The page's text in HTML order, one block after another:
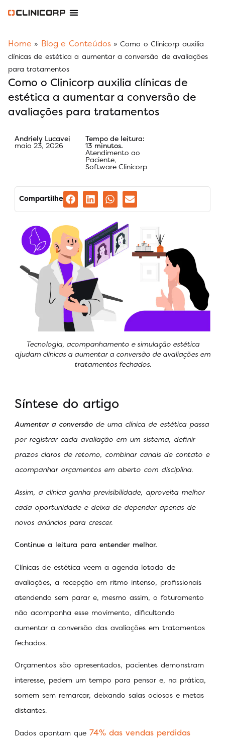
Home » Blog e Conteúdos»Como o Clinicorp auxilia
clínicas de estética a aumentar a conversão de avaliações
para tratamentos
Como o Clinicorp auxilia clínicas de
estética a aumentar a conversão de
avaliações para tratamentos
Andriely Lucavei
maio 23, 2026
Tempo de leitura:
13 minutos.
Atendimento ao
Paciente,
Software Clinicorp
Compartilhe
Tecnologia, acompanhamento e simulação estética
ajudam clínicas a aumentar a conversão de avaliações em
tratamentos fechados.
Síntese do artigo
Aumentar a conversãode uma clínica de estética passa
por registrar cada avaliação em um sistema, definir
prazos claros de retorno, combinar canais de contato e
acompanhar orçamentos em aberto com disciplina.
Assim, a clínica ganha previsibilidade, aproveita melhor
cada oportunidade e deixa de depender apenas de
novos anúncios para crescer.
Continue a leitura para entender melhor.
Clínicas de estética veem a agenda lotada de
avaliações, a recepção em ritmo intenso, profissionais
atendendo sem parar e, mesmo assim, o faturamento
não acompanha esse movimento, dificultando
aumentar a conversão das avaliações em tratamentos
fechados.
Orçamentos são apresentados, pacientes demonstram
interesse, pedem um tempo para pensar e, na prática,
somem sem remarcar, deixando salas ociosas e metas
distantes.
Dados apontam que 74% das vendas perdidas